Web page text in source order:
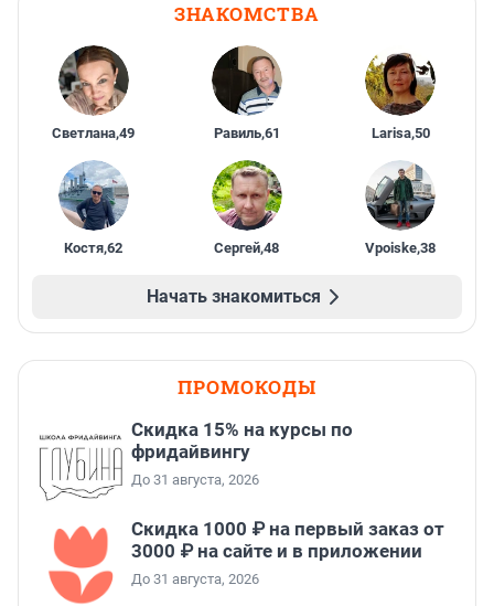
ЗНАКОМСТВА
Светлана,49 Равиль,61 Larisa,50
Костя,62 Сергей,48 Vpoiske,38
Начать знакомиться
ПРОМОКОДЫ
Скидка 15% на курсы по
фридайвингу
До 31 августа, 2026
Скидка 1000 ₽ на первый заказ от
3000 ₽ на сайте и в приложении
До 31 августа, 2026